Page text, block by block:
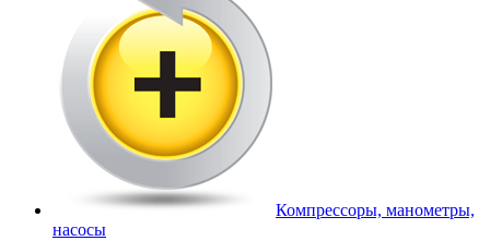
Компрессоры, манометры,
насосы